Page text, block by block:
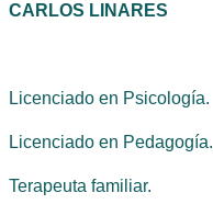
CARLOS LINARES
Licenciado en Psicología.
Licenciado en Pedagogía.
Terapeuta familiar.